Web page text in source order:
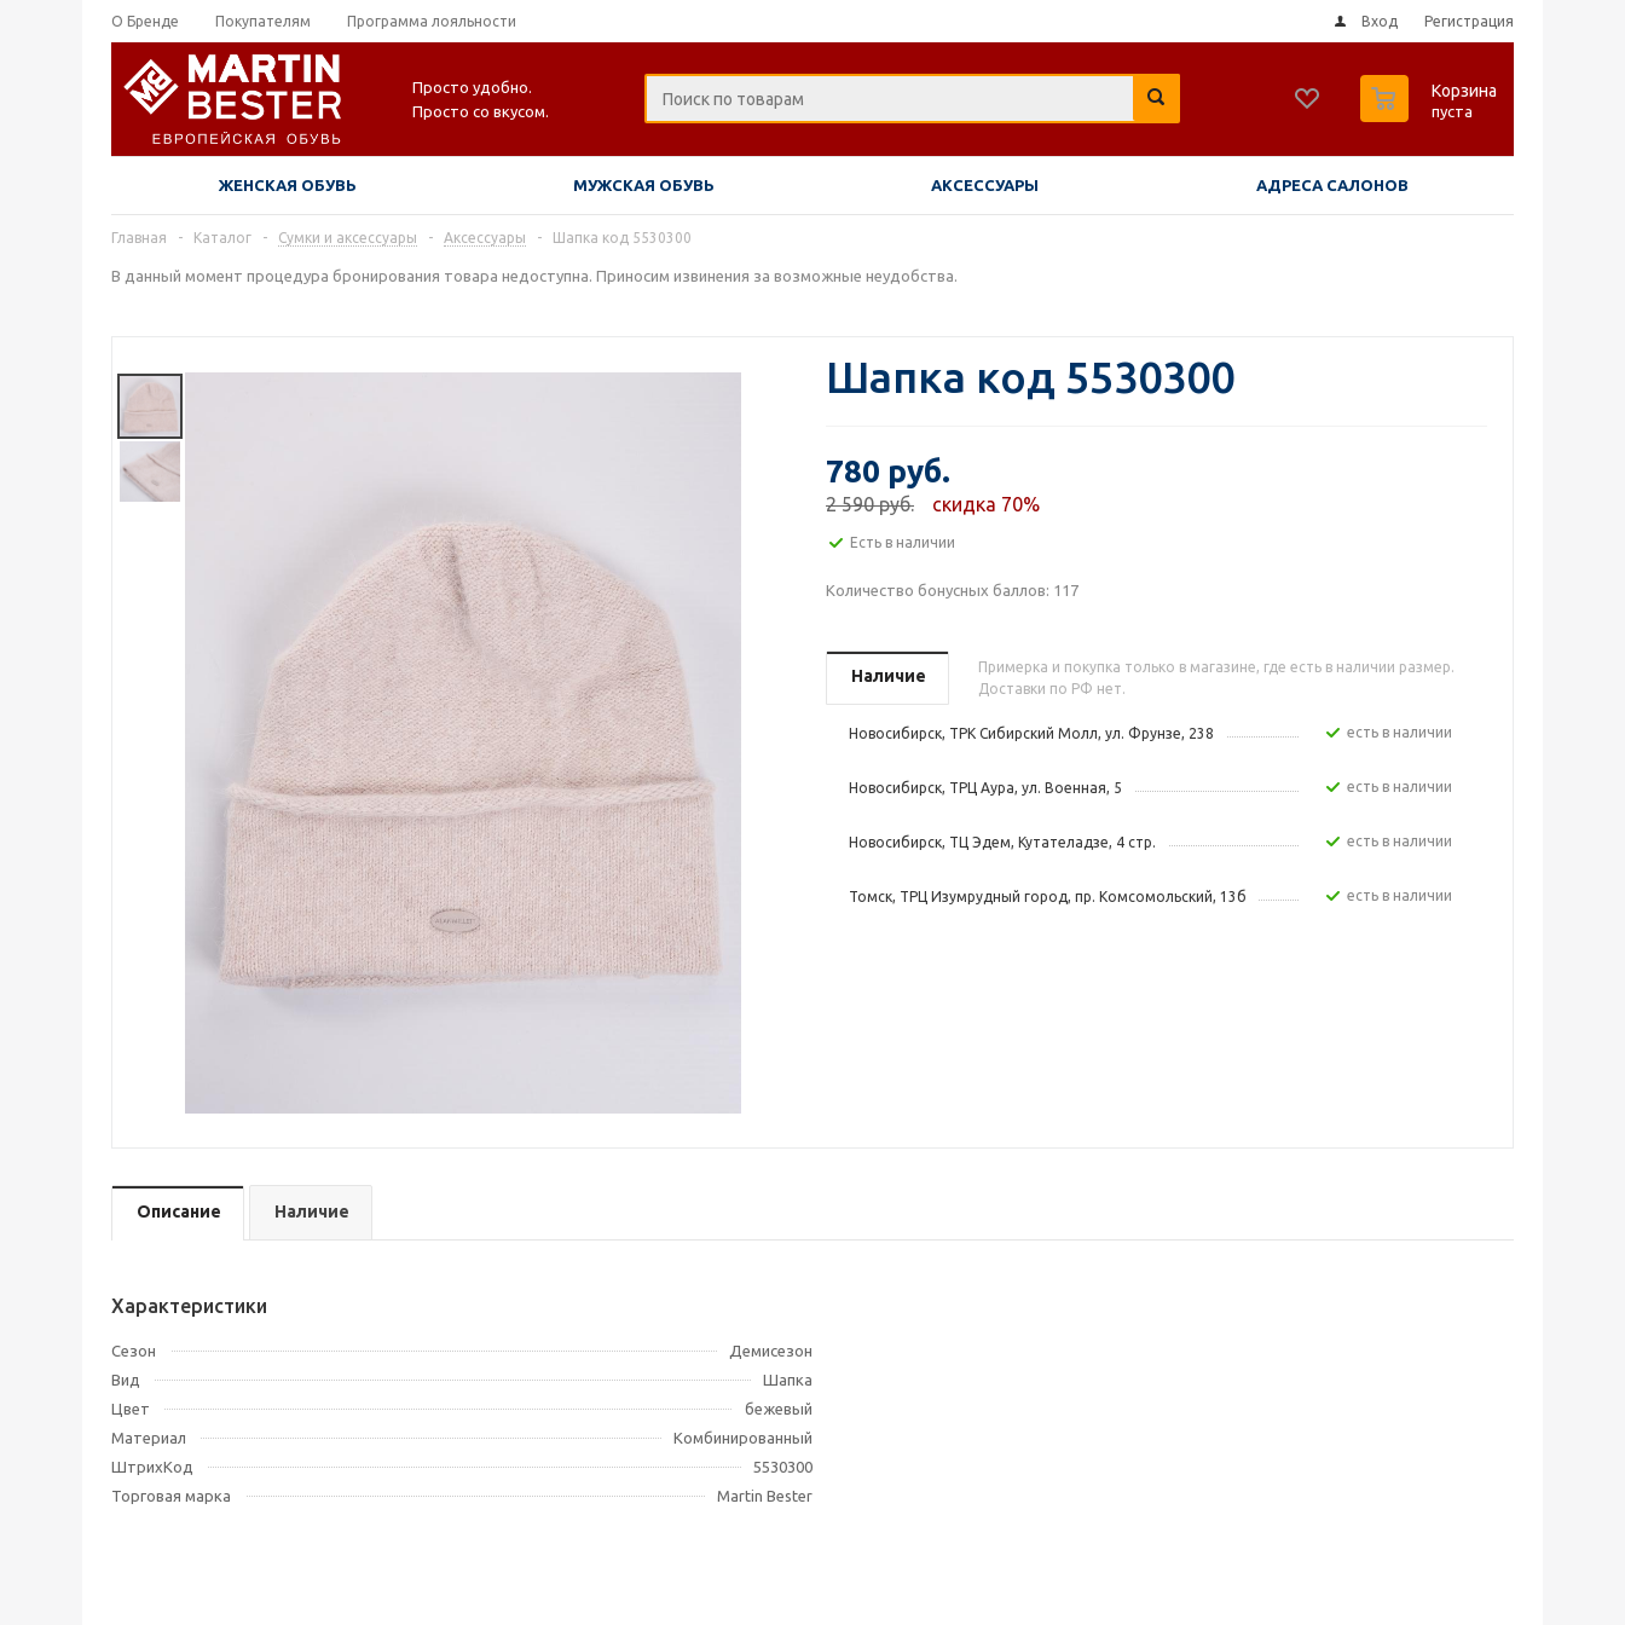
О Бренде Покупателям Программа лояльности Вход Регистрация
Просто удобно.
Просто со вкусом.
Корзина
пуста
ЖЕНСКАЯ ОБУВЬ МУЖСКАЯ ОБУВЬ АКСЕССУАРЫ АДРЕСА САЛОНОВ
Главная - Каталог - Сумки и аксессуары - Аксессуары - Шапка код 5530300
В данный момент процедура бронирования товара недоступна. Приносим извинения за возможные неудобства.
Шапка код 5530300
780 руб.
2 590 руб. скидка 70%
Есть в наличии
Количество бонусных баллов: 117
Наличие
Примерка и покупка только в магазине, где есть в наличии размер.
Доставки по РФ нет.
Новосибирск, ТРК Сибирский Молл, ул. Фрунзе, 238 Есть в наличии
Новосибирск, ТРЦ Аура, ул. Военная, 5 Есть в наличии
Новосибирск, ТЦ Эдем, Кутателадзе, 4 стр. Есть в наличии
Томск, ТРЦ Изумрудный город, пр. Комсомольский, 13б Есть в наличии
Описание Наличие
Характеристики
Сезон
Демисезон
Вид
Шапка
Цвет
бежевый
Материал
Комбинированный
ШтрихКод
5530300
Торговая марка
Martin Bester